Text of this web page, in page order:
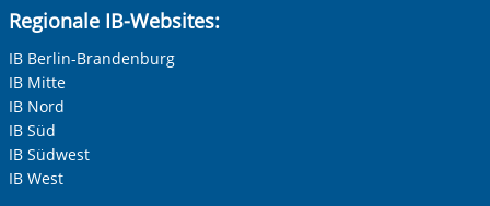
Regionale IB-Websites:
IB Berlin-Brandenburg
IB Mitte
IB Nord
IB Süd
IB Südwest
IB West